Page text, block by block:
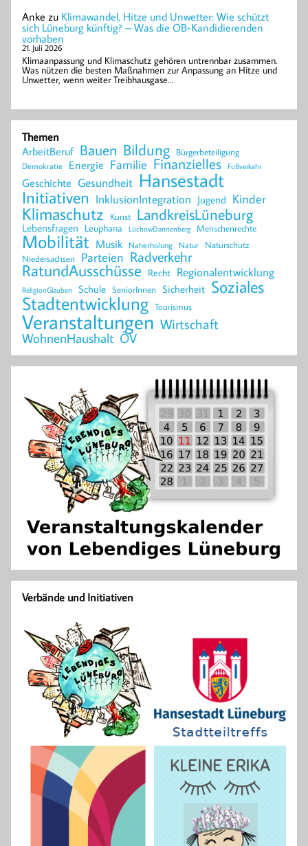
Anke zu Klimawandel, Hitze und Unwetter: Wie schützt
sich Lüneburg künftig? – Was die OB-Kandidierenden
vorhaben
21. Juli 2026
Klimaanpassung und Klimaschutz gehören untrennbar zusammen.
Was nützen die besten Maßnahmen zur Anpassung an Hitze und
Unwetter, wenn weiter Treibhausgase…
Themen
ArbeitBeruf Bauen Bildung Bürgerbeteiligung
Demokratie Energie Familie Finanzielles Fußverkehr
Geschichte Gesundheit Hansestadt
Initiativen InklusionIntegration Jugend Kinder
Klimaschutz Kunst LandkreisLüneburg
Lebensfragen Leuphana LüchowDannenberg Menschenrechte
Mobilität Musik Naherholung Natur Naturschutz
Niedersachsen Parteien Radverkehr
RatundAusschüsse Recht Regionalentwicklung
ReligionGlauben Schule SeniorInnen Sicherheit Soziales
Stadtentwicklung Tourismus
Veranstaltungen Wirtschaft
WohnenHaushalt ÖV
Verbände und Initiativen